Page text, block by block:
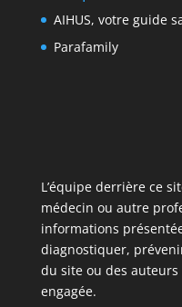
AIHUS, votre guide
Parafamily
L’équipe derrière ce
médecin ou autre
informations
diagnostiquer,
du site ou des
engagée.